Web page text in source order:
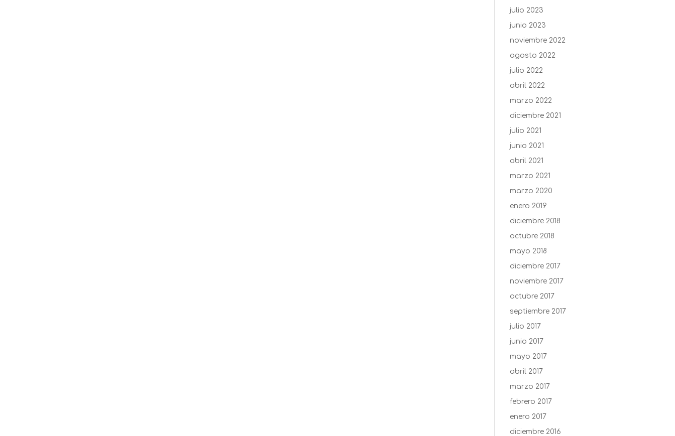
julio 2023
junio 2023
noviembre 2022
agosto 2022
julio 2022
abril 2022
marzo 2022
diciembre 2021
julio 2021
junio 2021
abril 2021
marzo 2021
marzo 2020
enero 2019
diciembre 2018
octubre 2018
mayo 2018
diciembre 2017
noviembre 2017
octubre 2017
septiembre 2017
julio 2017
junio 2017
mayo 2017
abril 2017
marzo 2017
febrero 2017
enero 2017
diciembre 2016